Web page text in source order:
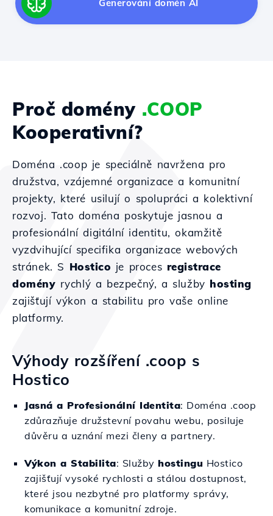
Generování domén AI
Proč domény .COOP
Kooperativní?
Doména .coop je speciálně navržena pro
družstva, vzájemné organizace a komunitní
projekty, které usilují o spolupráci a kolektivní
rozvoj. Tato doména poskytuje jasnou a
profesionální digitální identitu, okamžitě
vyzdvihující specifika organizace webových
stránek. S Hostico je proces registrace
domény rychlý a bezpečný, a služby hosting
zajišťují výkon a stabilitu pro vaše online
platformy.
Výhody rozšíření .coop s
Hostico
Jasná a Profesionální Identita: Doména .coop
zdůrazňuje družstevní povahu webu, posiluje
důvěru a uznání mezi členy a partnery.
Výkon a Stabilita: Služby hostingu Hostico
zajišťují vysoké rychlosti a stálou dostupnost,
které jsou nezbytné pro platformy správy,
komunikace a komunitní zdroje.